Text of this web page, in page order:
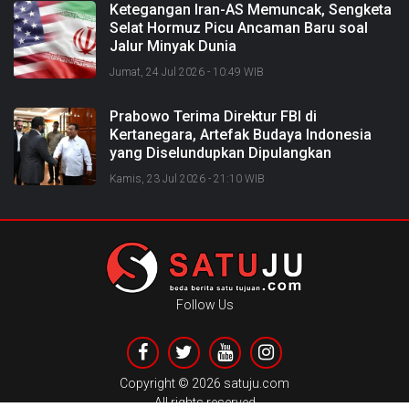
Ketegangan Iran-AS Memuncak, Sengketa
Selat Hormuz Picu Ancaman Baru soal
Jalur Minyak Dunia
Jumat, 24 Jul 2026 - 10:49 WIB
Prabowo Terima Direktur FBI di
Kertanegara, Artefak Budaya Indonesia
yang Diselundupkan Dipulangkan
Kamis, 23 Jul 2026 - 21:10 WIB
Follow Us
Copyright © 2026 satuju.com
All rights reserved